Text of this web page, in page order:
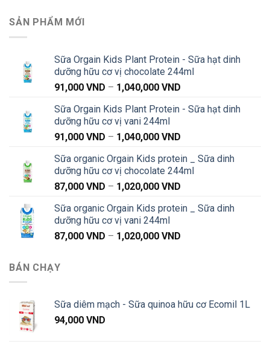
SẢN PHẨM MỚI
Sữa Orgain Kids Plant Protein - Sữa hạt dinh
dưỡng hữu cơ vị chocolate 244ml
91,000 VND – 1,040,000 VND
từ
Sữa Orgain Kids Plant Protein - Sữa hạt dinh
dưỡng hữu cơ vị vani 244ml
91,000 VND – 1,040,000 VND
từ
91,000 VND
Sữa organic Orgain Kids protein _ Sữa dinh
dưỡng hữu cơ vị chocolate 244ml
87,000 VND – 1,020,000 VND
từ
Sữa organic Orgain Kids protein _ Sữa dinh
dưỡng hữu cơ vị vani 244ml
87,000 VND – 1,020,000 VND
1,020,000 VND
BÁN CHẠY
Sữa diêm mạch - Sữa quinoa hữu cơ Ecomil 1L
94,000 VND